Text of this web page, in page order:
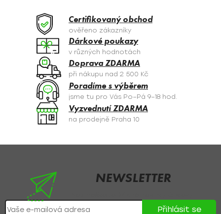
c
í
p
r
v
k
y
v
ý
p
s
Certifikovaný obchod
ověřeno zákazníky
Dárkové poukazy
v různých hodnotách
Doprava ZDARMA
při nákupu nad 2 500 Kč
Poradíme s výběrem
jsme tu pro Vás Po–Pá 9–18 hod.
Vyzvednutí ZDARMA
na prodejně Praha 10
NEWSLETTER
Přihlásit se